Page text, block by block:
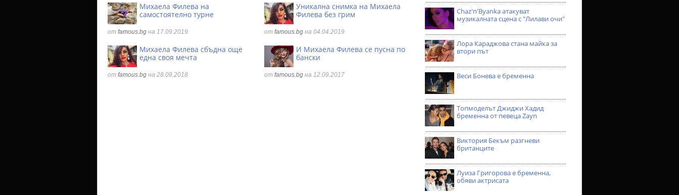
Михаела Филева на
самостоятелно турне
от famous.bg на 17.09.2019
Уникална снимка на Михаела
Филева без грим
от famous.bg на 04.04.2019
Михаела Филева сбъдна още
една своя мечта
от famous.bg на 28.09.2018
И Михаела Филева се пусна по
бански
от famous.bg на 12.09.2017
Chaz'n'Byanka атакуват
музикалната сцена с "Лилави очи"
Лора Караджова стана майка за
втори път
Веси Бонева е бременна
Топмоделът Джиджи Хадид
бременна от певеца Zayn
Виктория Бекъм разгневи
британците
Луиза Григорова е бременна,
обяви актрисата